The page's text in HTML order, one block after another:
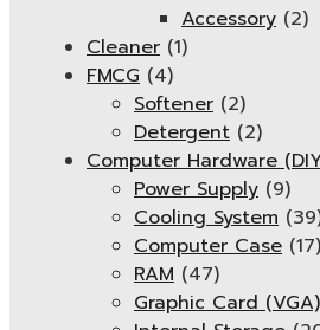
Accessory (2)
Cleaner (1)
FMCG (4)
Softener (2)
Detergent (2)
Computer Hardware
Power Supply (9)
Cooling System
Computer Case (17)
RAM (47)
Graphic Card (VGA)